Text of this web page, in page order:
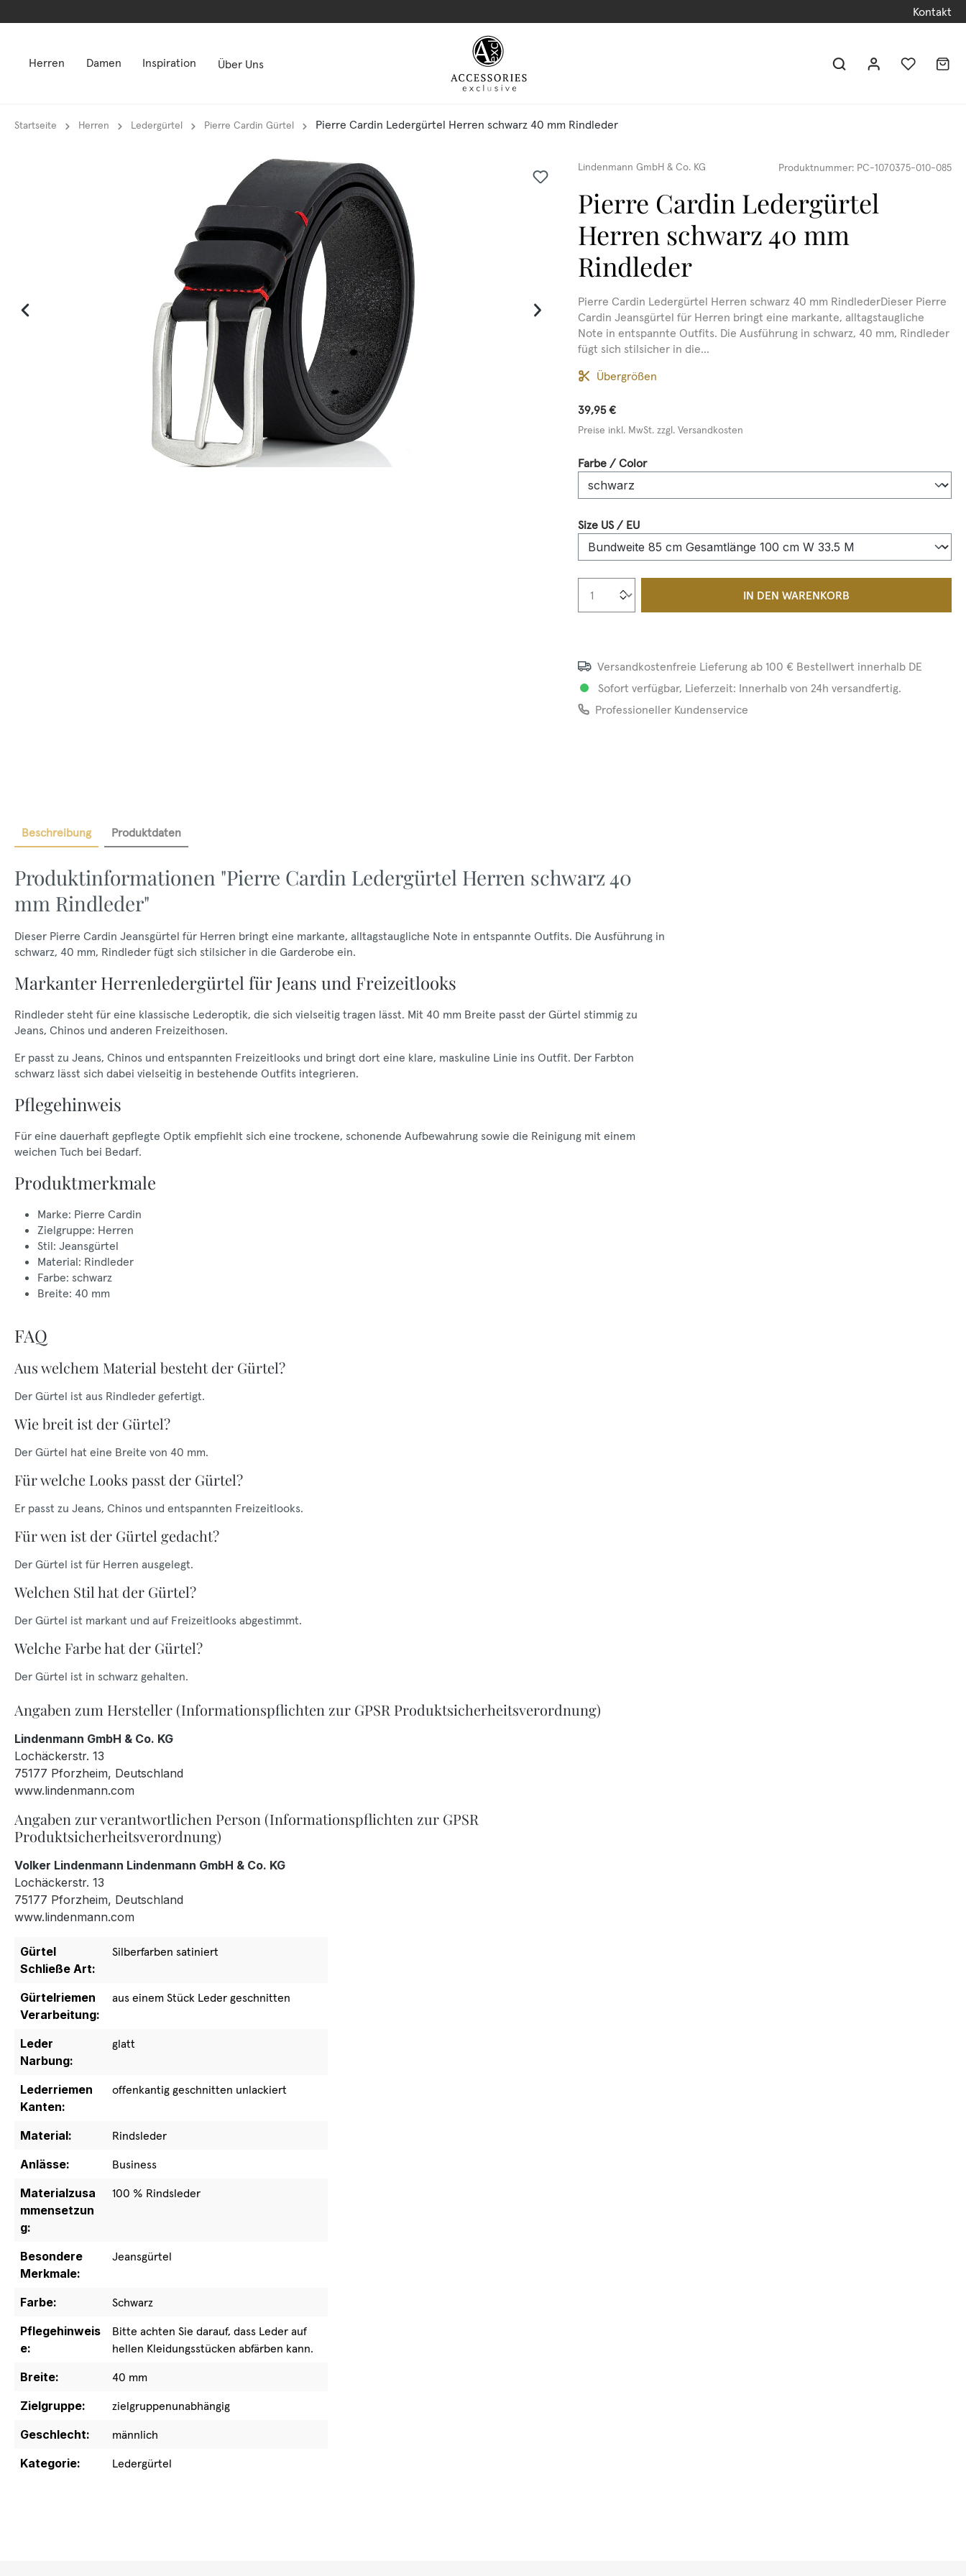
Kontakt
Herren Damen Inspiration Über Uns
Startseite Herren Ledergürtel Pierre Cardin Gürtel Pierre Cardin Ledergürtel Herren schwarz 40 mm Rindleder
Lindenmann GmbH & Co. KG Produktnummer: PC-1070375-010-085
Pierre Cardin Ledergürtel
Herren schwarz 40 mm
Rindleder
Pierre Cardin Ledergürtel Herren schwarz 40 mm RindlederDieser Pierre
Cardin Jeansgürtel für Herren bringt eine markante, alltagstaugliche
Note in entspannte Outfits. Die Ausführung in schwarz, 40 mm, Rindleder
fügt sich stilsicher in die...
Übergrößen
39,95 €
Preise inkl. MwSt. zzgl. Versandkosten
Farbe / Colorauswählen
Size US / EUauswählen
Produkt Anzahl: Gib den gewünschten Wert
IN DEN WARENKORB
Versandkostenfreie Lieferung ab 100 € Bestellwert innerhalb DE
Sofort verfügbar, Lieferzeit: Innerhalb von 24h versandfertig.
Professioneller Kundenservice
Beschreibung Produktdaten
Produktinformationen "Pierre Cardin Ledergürtel Herren schwarz 40
mm Rindleder"
Dieser Pierre Cardin Jeansgürtel für Herren bringt eine markante, alltagstaugliche Note in entspannte Outfits. Die Ausführung in
schwarz, 40 mm, Rindleder fügt sich stilsicher in die Garderobe ein.
Markanter Herrenledergürtel für Jeans und Freizeitlooks
Rindleder steht für eine klassische Lederoptik, die sich vielseitig tragen lässt. Mit 40 mm Breite passt der Gürtel stimmig zu
Jeans, Chinos und anderen Freizeithosen.
Er passt zu Jeans, Chinos und entspannten Freizeitlooks und bringt dort eine klare, maskuline Linie ins Outfit. Der Farbton
schwarz lässt sich dabei vielseitig in bestehende Outfits integrieren.
Pflegehinweis
Für eine dauerhaft gepflegte Optik empfiehlt sich eine trockene, schonende Aufbewahrung sowie die Reinigung mit einem
weichen Tuch bei Bedarf.
Produktmerkmale
Marke: Pierre Cardin
Zielgruppe: Herren
Stil: Jeansgürtel
Material: Rindleder
Farbe: schwarz
Breite: 40 mm
FAQ
Aus welchem Material besteht der Gürtel?
Der Gürtel ist aus Rindleder gefertigt.
Wie breit ist der Gürtel?
Der Gürtel hat eine Breite von 40 mm.
Für welche Looks passt der Gürtel?
Er passt zu Jeans, Chinos und entspannten Freizeitlooks.
Für wen ist der Gürtel gedacht?
Der Gürtel ist für Herren ausgelegt.
Welchen Stil hat der Gürtel?
Der Gürtel ist markant und auf Freizeitlooks abgestimmt.
Welche Farbe hat der Gürtel?
Der Gürtel ist in schwarz gehalten.
Angaben zum Hersteller (Informationspflichten zur GPSR Produktsicherheitsverordnung)
Lindenmann GmbH & Co. KG
Lochäckerstr. 13
75177 Pforzheim, Deutschland
www.lindenmann.com
Angaben zur verantwortlichen Person (Informationspflichten zur GPSR
Produktsicherheitsverordnung)
Volker Lindenmann Lindenmann GmbH & Co. KG
Lochäckerstr. 13
75177 Pforzheim, Deutschland
www.lindenmann.com
Gürtel
Schließe Art:
Silberfarben satiniert
Gürtelriemen
Verarbeitung:
aus einem Stück Leder geschnitten
Leder
Narbung:
glatt
Lederriemen
Kanten:
offenkantig geschnitten unlackiert
Material:
Rindsleder
Anlässe:
Business
Materialzusa
mmensetzun
g:
100 % Rindsleder
Besondere
Merkmale:
Jeansgürtel
Farbe:
Schwarz
Pflegehinweis
e:
Bitte achten Sie darauf, dass Leder auf
hellen Kleidungsstücken abfärben kann.
Breite:
40 mm
Zielgruppe:
zielgruppenunabhängig
Geschlecht:
männlich
Kategorie:
Ledergürtel